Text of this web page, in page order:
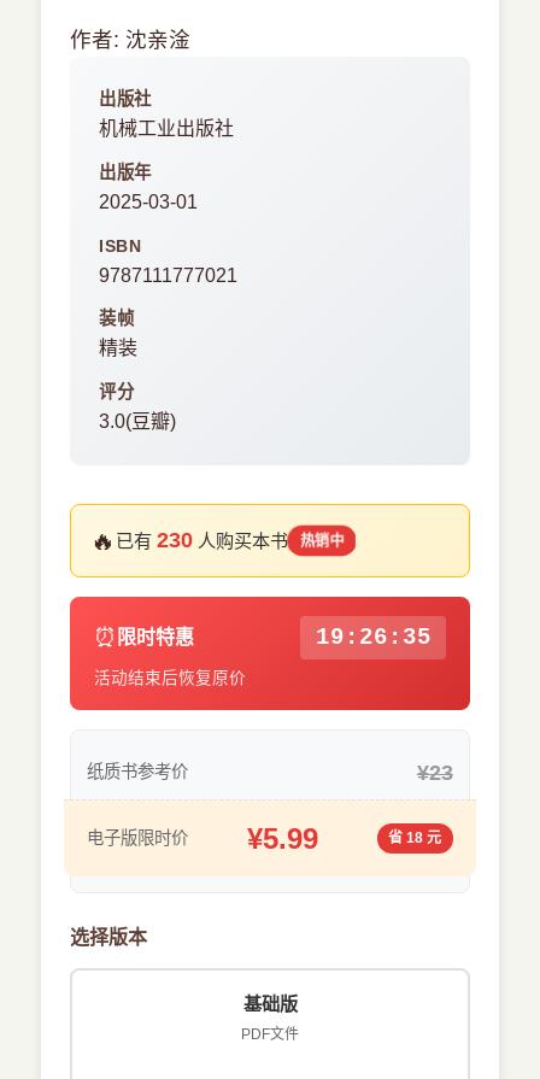
作者: 沈亲淦
出版社
机械工业出版社
出版年
2025-03-01
ISBN
9787111777021
装帧
精装
评分
3.0(豆瓣)
🔥 已有230 人购买本书 热销中
⏰ 限时特惠 19:26:35
活动结束后恢复原价
纸质书参考价 ¥23
电子版限时价 ¥5.99 省 18 元
选择版本
基础版
PDF文件